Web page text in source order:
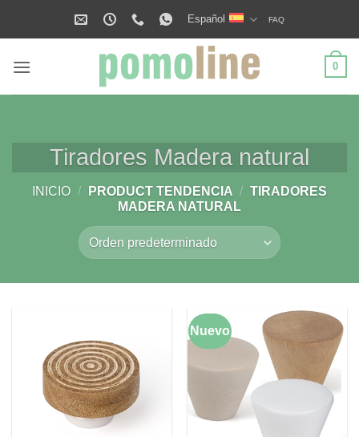
Español FAQ
0
Tiradores Madera natural
INICIO / PRODUCT TENDENCIA / TIRADORES
MADERA NATURAL
Nuevo